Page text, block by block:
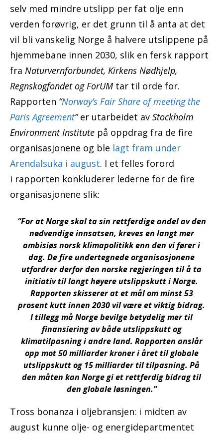
selv med mindre utslipp per fat olje enn
verden forøvrig, er det grunn til å anta at det
vil bli vanskelig Norge å halvere utslippene på
hjemmebane innen 2030, slik en fersk rapport
fra Naturvernforbundet, Kirkens Nødhjelp,
Regnskogfondet og ForUM tar til orde for.
Rapporten “Norway’s Fair Share of meeting the
Paris Agreement”er utarbeidet av Stockholm
Environment Institute på oppdrag fra de fire
organisasjonene og ble lagt fram under
Arendalsuka i august. I et felles forord
i rapporten konkluderer lederne for de fire
organisasjonene slik:
“For at Norge skal ta sin rettferdige andel av den
nødvendige innsatsen, kreves en langt mer
ambisiøs norsk klimapolitikk enn den vi fører i
dag. De fire undertegnede organisasjonene
utfordrer derfor den norske regjeringen til å ta
initiativ til langt høyere utslippskutt i Norge.
Rapporten skisserer at et mål om minst 53
prosent kutt innen 2030 vil være et viktig bidrag.
I tillegg må Norge bevilge betydelig mer til
finansiering av både utslippskutt og
klimatilpasning i andre land. Rapporten anslår
opp mot 50 milliarder kroner i året til globale
utslippskutt og 15 milliarder til tilpasning. På
den måten kan Norge gi et rettferdig bidrag til
den globale løsningen.”
Tross bonanza i oljebransjen: i midten av
august kunne olje- og energidepartmentet